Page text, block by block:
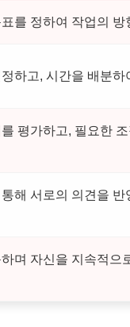
를 정하여 작업의 방
하고, 시간을 배분하
평가하고, 필요한
해 서로의 의견을
며 자신을 지속적으